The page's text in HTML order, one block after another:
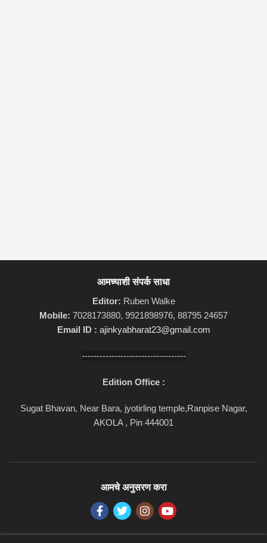
आमच्याशी संपर्क साधा
Editor: Ruben Walke
Mobile: 7028173880, 9921898976, 88795 24657
Email ID : ajinkyabharat23@gmail.com
-----------------------------------
Edition Office :
Sugat Bhavan, Near Bara, jyotirling temple,Ranpise Nagar,
AKOLA , Pin 444001
आमचे अनुसरण करा